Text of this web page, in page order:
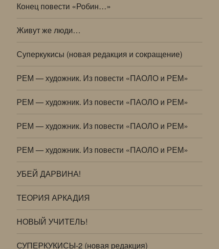
Конец повести «Робин…»
Живут же люди…
Суперкукисы (новая редакция и сокращение)
РЕМ — художник. Из повести «ПАОЛО и РЕМ»
РЕМ — художник. Из повести «ПАОЛО и РЕМ»
РЕМ — художник. Из повести «ПАОЛО и РЕМ»
РЕМ — художник. Из повести «ПАОЛО и РЕМ»
УБЕЙ ДАРВИНА!
ТЕОРИЯ АРКАДИЯ
НОВЫЙ УЧИТЕЛЬ!
СУПЕРКУКИСЫ-2 (новая редакция)